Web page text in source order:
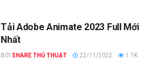
Tải Adobe Animate 2023 Full Mới
Nhất
BỞI SHARE THỦ THUẬT 22/11/2022 1.7K